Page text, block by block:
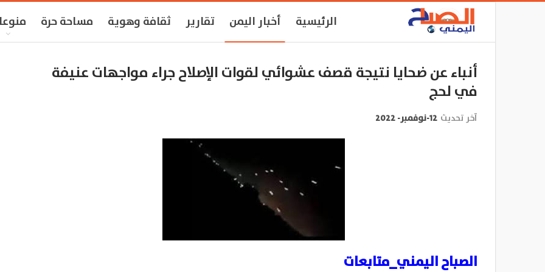
الرئيسية أخبار اليمن تقارير ثقافة وهوية مساحة حرة
أنباء عن ضحايا نتيجة قصف عشوائي لقوات الإصلاح جراء مواجهات عنيفة
في لحج
آخر تحديث 12-نوفمبر- 2022
الصباح اليمني_متابعات